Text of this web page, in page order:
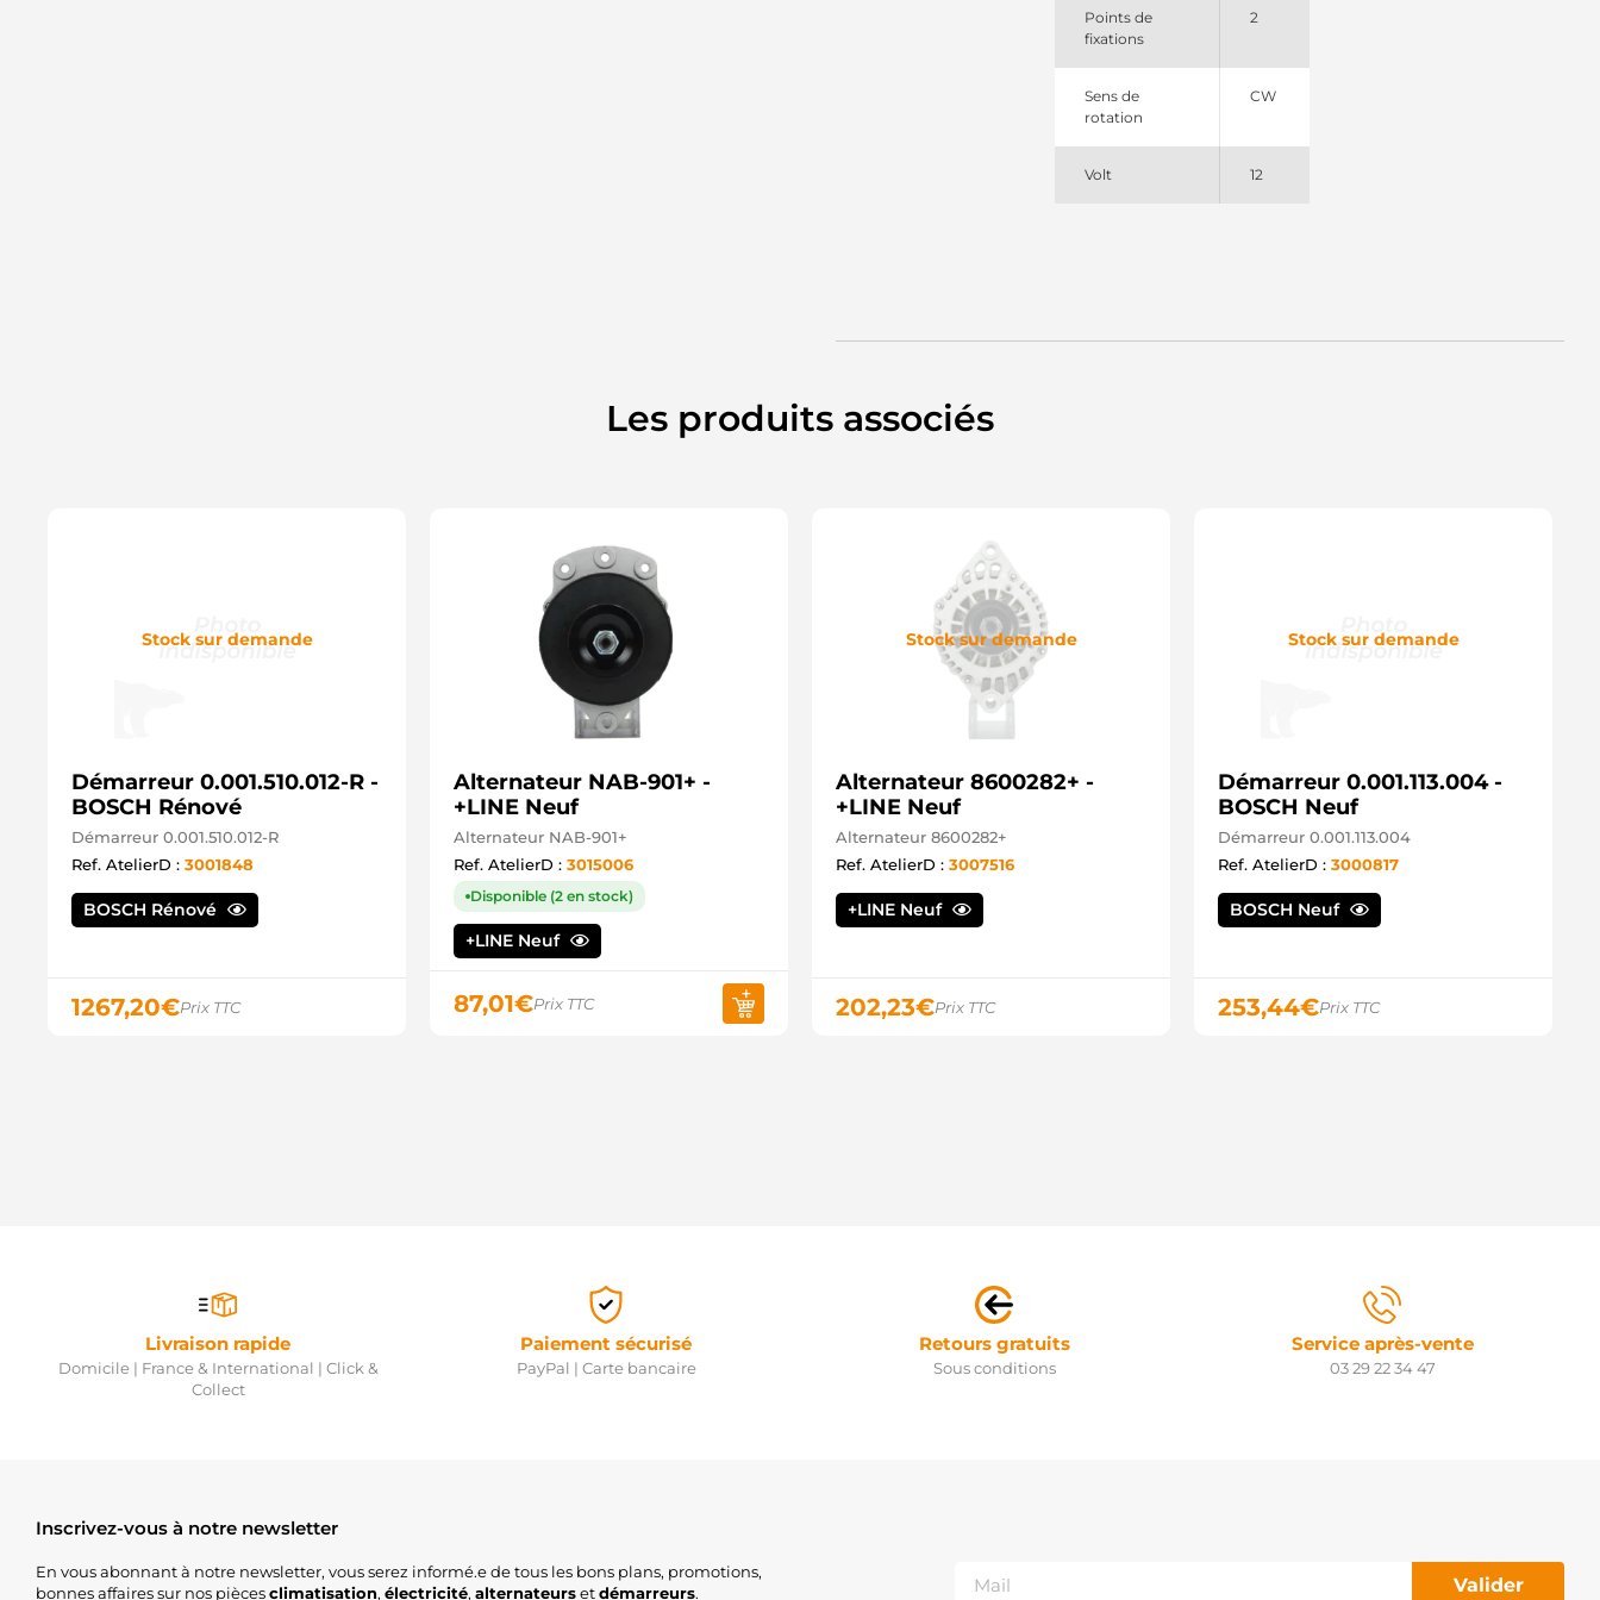
DEM6012166 ADI
DRS0969 Remy
STR6116sa Electrolog
Points de
fixations
2
Sens de
rotation
CW
Volt 12
Les produits associés
Stock sur demande
Démarreur 0.001.510.012-R -
BOSCH Rénové
Démarreur 0.001.510.012-R
Ref. AtelierD : 3001848
BOSCH Rénové
1267,20€Prix TTC
Alternateur NAB-901+ -
+LINE Neuf
Alternateur NAB-901+
Ref. AtelierD : 3015006
Disponible (2 en stock)
+LINE Neuf
87,01€Prix TTC
Stock sur demande
Alternateur 8600282+ -
+LINE Neuf
Alternateur 8600282+
Ref. AtelierD : 3007516
+LINE Neuf
202,23€Prix TTC
Stock sur demande
Démarreur 0.001.113.004 -
BOSCH Neuf
Démarreur 0.001.113.004
Ref. AtelierD : 3000817
BOSCH Neuf
253,44€Prix TTC
Livraison rapide
Domicile | France & International | Click &
Collect
Paiement sécurisé
PayPal | Carte bancaire
Retours gratuits
Sous conditions
Service après-vente
03 29 22 34 47
Inscrivez-vous à notre newsletter
En vous abonnant à notre newsletter, vous serez informé.e de tous les bons plans, promotions,
bonnes affaires sur nos piècesclimatisation, électricité, alternateursetdémarreurs. Valider